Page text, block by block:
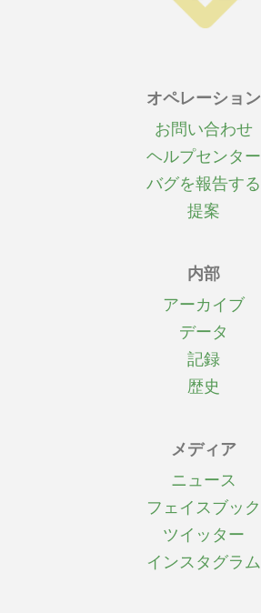
オペレーション
お問い合わせ
ヘルプセンター
バグを報告する
提案
内部
アーカイブ
データ
記録
歴史
メディア
ニュース
フェイスブック
ツイッター
インスタグラム